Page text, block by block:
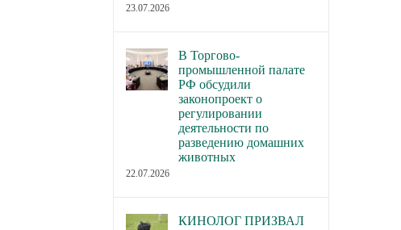
23.07.2026
В Торгово-
промышленной палате
РФ обсудили
законопроект о
регулировании
деятельности по
разведению домашних
животных
22.07.2026
КИНОЛОГ ПРИЗВАЛ